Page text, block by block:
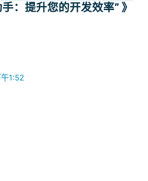
：提升您的开发效率” 》
1:52